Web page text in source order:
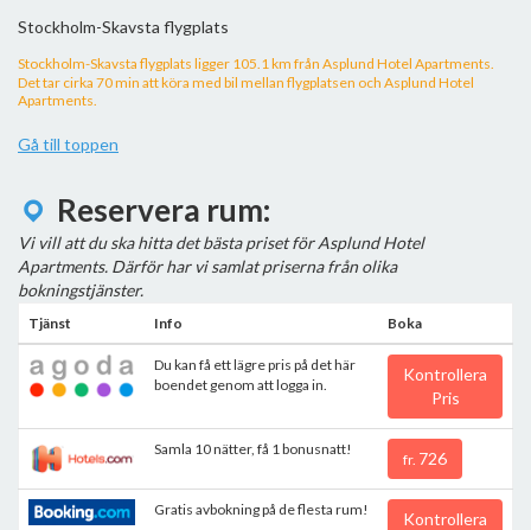
Stockholm-Skavsta flygplats
Stockholm-Skavsta flygplats ligger 105.1 km från Asplund Hotel Apartments.
Det tar cirka 70 min att köra med bil mellan flygplatsen och Asplund Hotel
Apartments.
Gå till toppen
Reservera rum:
Vi vill att du ska hitta det bästa priset för Asplund Hotel
Apartments. Därför har vi samlat priserna från olika
bokningstjänster.
Tjänst Info Boka
Du kan få ett lägre pris på det här
boendet genom att logga in.
Kontrollera
Pris
Samla 10 nätter, få 1 bonusnatt!
fr. 726
Gratis avbokning på de flesta rum!
Kontrollera